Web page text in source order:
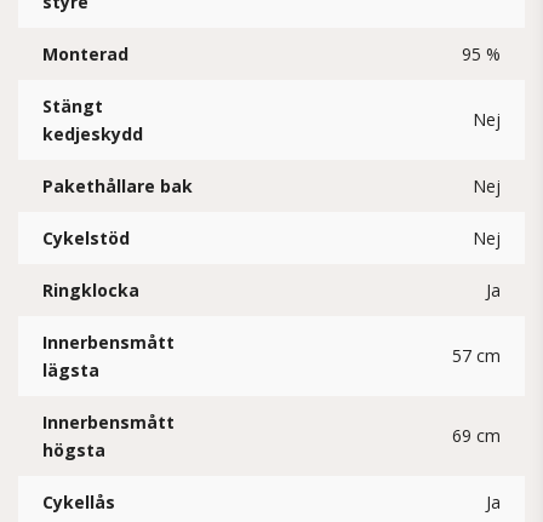
Monterad 95 %
Stängt
kedjeskydd
Nej
Pakethållare bak Nej
Cykelstöd Nej
Ringklocka Ja
Innerbensmått
lägsta
57 cm
Innerbensmått
högsta
69 cm
Cykellås Ja